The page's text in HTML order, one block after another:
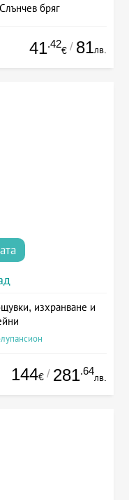
бряг
41.42
€ / 81лв.
изхранване и
144€ / 281.64
лв.